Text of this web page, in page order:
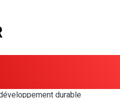
durable